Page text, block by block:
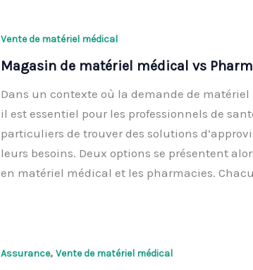
Vente de matériel médical
Magasin de matériel médical vs
Dans un contexte où la demande de matériel
il est essentiel pour les professionnels de
particuliers de trouver des solutions
leurs besoins. Deux options se présentent
en matériel médical et les pharmacies.
Assurance, Vente de matériel médical